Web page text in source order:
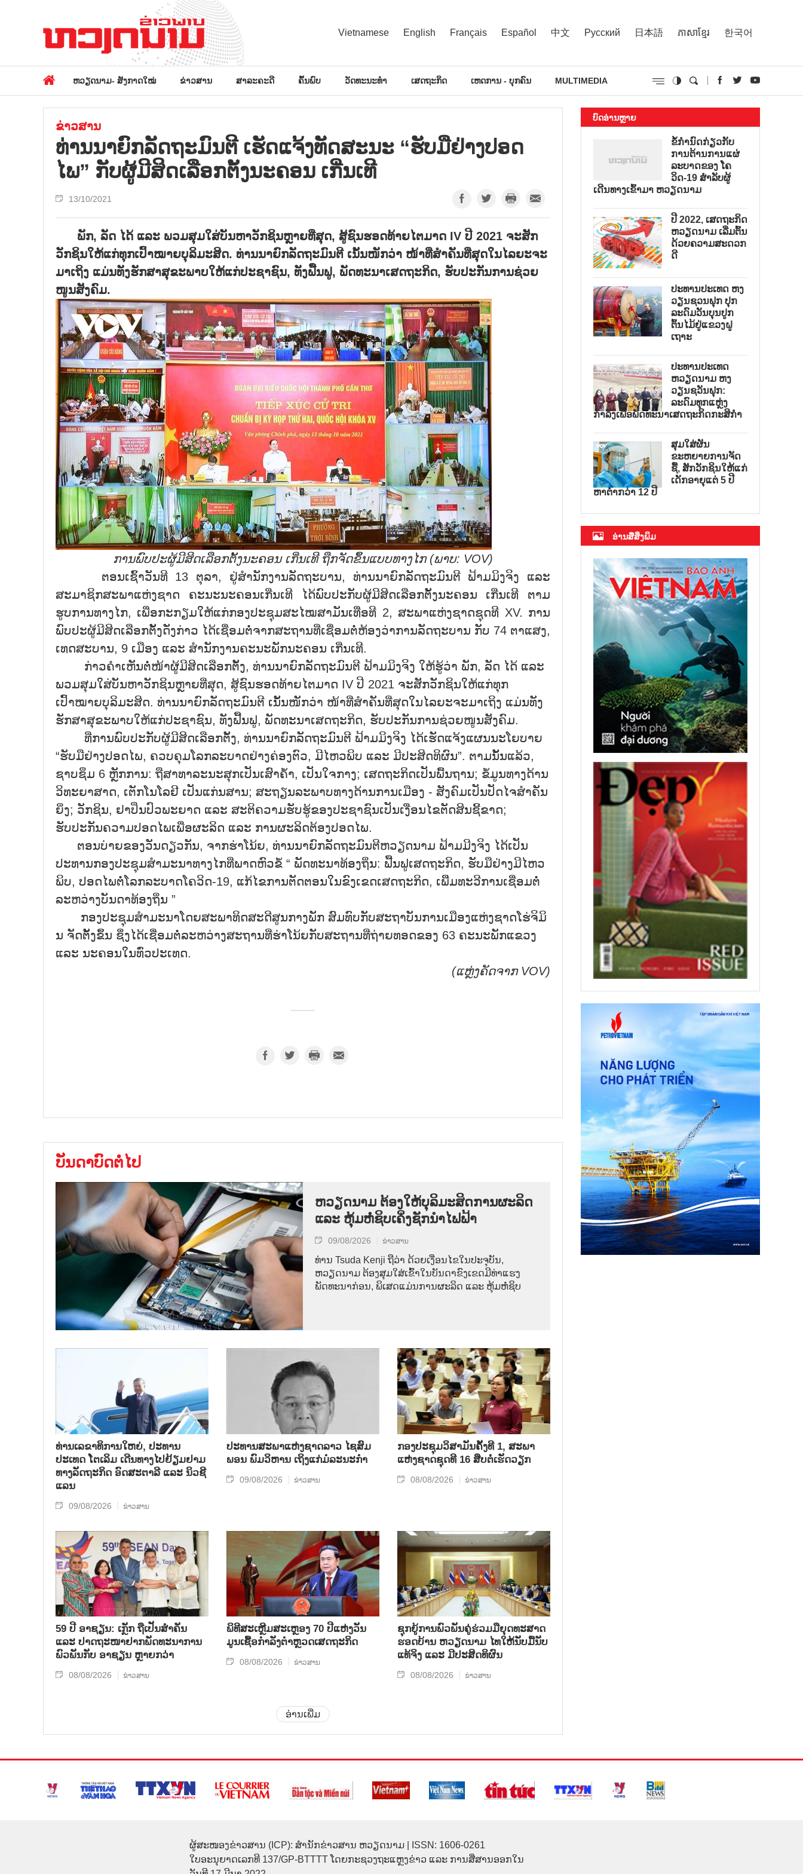
Vietnamese English Français Español 中文 Русский 日本語 ភាសាខ្មែរ 한국어
ຫວຽດນາມ- ສັງກາດໃໝ່ ຂ່າວສານ ສາລະຄະດີ ຄົ້ນພົບ ວັດທະນະທຳ ເສດຖະກິດ ເຫດການ - ບຸກຄົນ MULTIMEDIA
ຂ່າວສານ
ທ່ານນາຍົກລັດຖະມົນຕີ ເຮັດແຈ້ງທັດສະນະ “ຮັບມືຢ່າງປອດ
ໄພ” ກັບຜູ້ມີສິດເລືອກຕັ້ງນະຄອນ ເກີ່ນເທີ
13/10/2021
ພັກ, ລັດ ໄດ້ ແລະ ພວມສຸມໃສ່ບັນຫາວັກຊິນຫຼາຍທີ່ສຸດ, ສູ້ຊົນຮອດທ້າຍໄຕມາດ IV ປີ 2021 ຈະສັກ
ວັກຊິນໃຫ້ແກ່ທຸກເປົ້າໝາຍບຸລິມະສິດ. ທ່ານນາຍົກລັດຖະມົນຕີ ເນັ້ນໜັກວ່າ ໜ້າທີ່ສຳຄັນທີ່ສຸດໃນໄລຍະຈະ
ມາເຖິງ ແມ່ນທັງຮັກສາສຸຂະພາບໃຫ້ແກ່ປະຊາຊົນ, ທັງຟື້ນຟູ, ພັດທະນາເສດຖະກິດ, ຮັບປະກັນການຊ່ວຍ
ໜູນສັງຄົມ.
ການພົບປະຜູ້ມີສິດເລືອກຕັ້ງນະຄອນ ເກີ່ນເທີ ຖືກຈັດຂຶ້ນແບບທາງໄກ (ພາບ: VOV)
ຕອນເຊົ້າວັນທີ 13 ຕຸລາ, ຢູ່ສຳນັກງານລັດຖະບານ, ທ່ານນາຍົກລັດຖະມົນຕີ ຟ້າມມິງຈິງ ແລະ
ສະມາຊິກສະພາແຫ່ງຊາດ ຄະນະນະຄອນເກີ່ນເທີ ໄດ້ພົບປະກັບຜູ້ມີສິດເລືອກຕັ້ງນະຄອນ ເກີ່ນເທີ ຕາມ
ຮູບການທາງໄກ, ເພື່ອກະກຽມໃຫ້ແກ່ກອງປະຊຸມສະໄໝສາມັນເທື່ອທີ 2, ສະພາແຫ່ງຊາດຊຸດທີ XV. ການ
ພົບປະຜູ້ມີສິດເລືອກຕັ້ງດັ່ງກ່າວ ໄດ້ເຊື່ອມຕໍ່ຈາກສະຖານທີ່ເຊື່ອມຕໍ່ຫ້ອງວ່າການລັດຖະບານ ກັບ 74 ຕາແສງ,
ເທດສະບານ, 9 ເມືອງ ແລະ ສຳນັກງານຄະນະພັກນະຄອນ ເກີ່ນເທີ.
ກ່າວຄໍາເຫັນຕໍ່ໜ້າຜູ້ມີສິດເລືອກຕັ້ງ, ທ່ານນາຍົກລັດຖະມົນຕີ ຟ້າມມິງຈິງ ໃຫ້ຮູ້ວ່າ ພັກ, ລັດ ໄດ້ ແລະ
ພວມສຸມໃສ່ບັນຫາວັກຊິນຫຼາຍທີ່ສຸດ, ສູ້ຊົນຮອດທ້າຍໄຕມາດ IV ປີ 2021 ຈະສັກວັກຊິນໃຫ້ແກ່ທຸກ
ເປົ້າໝາຍບຸລິມະສິດ. ທ່ານນາຍົກລັດຖະມົນຕີ ເນັ້ນໜັກວ່າ ໜ້າທີ່ສຳຄັນທີ່ສຸດໃນໄລຍະຈະມາເຖິງ ແມ່ນທັງ
ຮັກສາສຸຂະພາບໃຫ້ແກ່ປະຊາຊົນ, ທັງຟື້ນຟູ, ພັດທະນາເສດຖະກິດ, ຮັບປະກັນການຊ່ວຍໜູນສັງຄົມ.
ທີ່ການພົບປະກັບຜູ້ມີສິດເລືອກຕັ້ງ, ທ່ານນາຍົກລັດຖະມົນຕີ ຟ້າມມິງຈິງ ໄດ້ເຮັດແຈ້ງແຜນນະໂຍບາຍ
“ຮັບມືຢ່າງປອດໄພ, ຄວບຄຸມໂລກລະບາດຢ່າງຄ່ອງຕົວ, ມີໄຫວພິບ ແລະ ມີປະສິດທິຜົນ”. ຕາມນັ້ນແລ້ວ,
ຊາບຊຶມ 6 ຫຼັກການ: ຖືສາທາລະນະສຸກເປັນເສົາຄ້ຳ, ເປັນໃຈກາງ; ເສດຖະກິດເປັນພື້ນຖານ; ຂໍ້ມູນທາງດ້ານ
ວິທະຍາສາດ, ເຕັກໂນໂລຢີ ເປັນແກ່ນສານ; ສະຖຽນລະພາບທາງດ້ານການເມືອງ - ສັງຄົມເປັນປັດໄຈສຳຄັນ
ຍິ່ງ; ວັກຊິນ, ຢາປິ່ນປົວພະຍາດ ແລະ ສະຕິຄວາມຮັບຮູ້ຂອງປະຊາຊົນເປັນເງື່ອນໄຂຕັດສິນຊີ້ຂາດ;
ຮັບປະກັນຄວາມປອດໄພເພື່ອຜະລິດ ແລະ ການຜະລິດຕ້ອງປອດໄພ.
ຕອນບ່າຍຂອງວັນດຽວກັນ, ຈາກຮ່າໂນ້ຍ, ທ່ານນາຍົກລັດຖະມົນຕີຫວຽດນາມ ຟ້າມມີງຈິງ ໄດ້ເປັນ
ປະທານກອງປະຊຸມສຳມະນາທາງໄກທີ່ພາດຫົວຂໍ້ “ ພັດທະນາທ້ອງຖິ່ນ: ຟື້ນຟູເສດຖະກິດ, ຮັບມືຢ່າງມີໄຫວ
ພິບ, ປອດໄພຕໍ່ໂລກລະບາດໂຄວິດ-19, ແກ້ໄຂການຕັດຕອນໃນຂົງເຂດເສດຖະກິດ, ເພີີ່ມທະວີການເຊື່ອມຕໍ່
ລະຫວ່າງບັນດາທ້ອງຖິ່ນ ”
ກອງປະຊຸມສຳມະນາໂດຍສະພາທິດສະດີສູນກາງພັກ ສົມທົບກັບສະຖາບັນການເມືອງແຫ່ງຊາດໂຮ່ຈິມິ
ນ ຈັດຕັ້ງຂຶ້ນ ຊຶ່ງໄດ້ເຊື່ອມຕໍ່ລະຫວ່າງສະຖານທີ່ຮ່າໂນ້ຍກັບສະຖານທີ່ຖ່າຍທອດຂອງ 63 ຄະນະພັກແຂວງ
ແລະ ນະຄອນໃນທົ່ວປະເທດ.
(ແຫຼ່ງຄັດຈາກ VOV)
ບັນດາບົດຕໍ່ໄປ
ຫວຽດນາມ ຕ້ອງໃຫ້ບຸລິມະສິດການຜະລິດ
ແລະ ຫຸ້ມຫໍ່ຊິບເຄິ່ງຊັກນຳໄຟຟ້າ
09/08/2026 ຂ່າວສານ
ທ່ານ Tsuda Kenji ຖືວ່າ ດ້ວຍເງື່ອນໄຂໃນປະຈຸບັນ,
ຫວຽດນາມ ຕ້ອງສຸມໃສ່ເຂົ້າໃນບັນດາຂົງເຂດມີທ່າແຮງ
ພັດທະນາກ່ອນ, ພິເສດແມ່ນການຜະລິດ ແລະ ຫຸ້ມຫໍ່ຊິບ
ທ່ານເລຂາທິການໃຫຍ່, ປະທານ
ປະເທດ ໂຕເລິມ ເດີນທາງໄປຢ້ຽມຢາມ
ທາງລັດຖະກິດ ອົດສະຕາລີ ແລະ ນິວຊີ
ແລນ
09/08/2026 ຂ່າວສານ
ປະທານສະພາແຫ່ງຊາດລາວ ໄຊສົມ
ພອນ ພົມວິຫານ ເຖິງແກ່ມໍລະນະກຳ
09/08/2026 ຂ່າວສານ
ກອງປະຊຸມວິສາມັນຄັ້ງທີ 1, ສະພາ
ແຫ່ງຊາດຊຸດທີ 16 ສືບຕໍ່ເຮັດວຽກ
08/08/2026 ຂ່າວສານ
59 ປີ ອາຊຽນ: ເກຼັກ ຖືເປັນສຳຄັນ
ແລະ ປາດຖະໜາຢາກພັດທະນາການ
ພົວພັນກັບ ອາຊຽນ ຫຼາຍກວ່າ
08/08/2026 ຂ່າວສານ
ພິທີສະເຫຼີມສະເຫຼອງ 70 ປີແຫ່ງວັນ
ມູນເຊື້ອກຳລັງຕຳຫຼວດເສດຖະກິດ
08/08/2026 ຂ່າວສານ
ຊຸກ​ຍູ້​ການ​ພົວ​ພັນ​ຄູ່​ຮ່ວມ​ມື​ຍຸດ​ທະ​ສາດ​
ຮອດ​ບ້ານ ຫວຽດ​ນາມ ໄທ​ໃຫ້​ນັບ​ມື້​ນັບ​
ແທ້​ຈິງ ແລະ ມີ​ປະ​ສິດ​ທິ​ຜົນ
08/08/2026 ຂ່າວສານ
ອ່ານເພີ່ມ
ບົດອ່ານຫຼາຍ
ຂໍ້ກຳນົດກ່ຽວກັບ
ການຕ້ານການແຜ່
ລະບາດຂອງ ໂຄ
ວິດ-19 ສຳລັບຜູ້
ເດີນທາງເຂົ້າມາ ຫວຽດນາມ
ປີ 2022, ເສດຖະກິດ
ຫວຽດນາມ ເລີ່ມຕົ້ນ
ດ້ວຍຄວາມສະດວກ
ດີ
ປະທານປະເທດ ຫງ
ວຽນຊວນຟຸກ ປຸກ
ລະດົມວັນບຸນປູກ
ຕົ້ນໄມ້ຢູ່ແຂວງຝູ
ເຖາະ
ປະທານປະເທດ
ຫວຽດນາມ ຫງ
ວຽນຊວັນຟຸກ:
ລະດົມທຸກແຫຼ່ງ
ກຳລັງເພື່ອພັດທະນາເສດຖະກິດກະສິກຳ
ສຸມໃສ່ຜັນ
ຂະຫຍາຍການຈັດ
ຊື້, ສັກວັກຊິນໃຫ້ແກ່
ເດັກອາຍຸແຕ່ 5 ປີ
ຫາຕ່ຳກວ່າ 12 ປີ
ອ່ານສື່ສິ່ງພິມ
ຜູ້ສະໜອງຂ່າວສານ (ICP): ສຳນັກຂ່າວສານ ຫວຽດນາມ | ISSN: 1606-0261
ໃບອະນຸຍາດເລກທີ 137/GP-BTTTT ໂດຍກະຊວງຖະແຫຼງຂ່າວ ແລະ ການສື່ສານອອກໃນ